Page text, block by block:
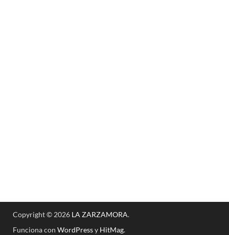
Copyright © 2026 LA ZARZAMORA.
Funciona con WordPressy HitMag.